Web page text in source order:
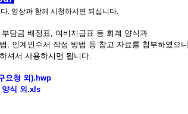
. 영상과 함께 시청하시면 되십니다.
담금 배정표, 여비지급표 등 회계 양식과
, 인계인수서 작성 방법 등 참고 자료를 첨부하였으니
셔서 사용하시면 됩니다.
요청 외).hwp
양식 외.xls